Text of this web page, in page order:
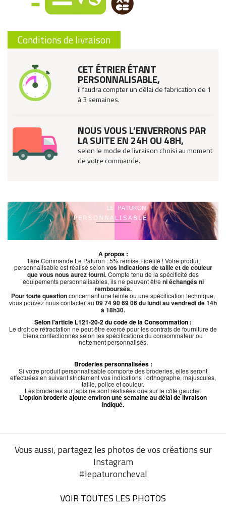
Conditions de livraison
CET ÉTRIER ÉTANT
PERSONNALISABLE,
il faudra compter un délai de fabrication de 1
à 3 semaines.
NOUS VOUS L’ENVERRONS PAR
LA SUITE EN 24H OU 48H,
selon le mode de livraison choisi au moment
de votre commande.
A propos :
1ère Commande Le Paturon : 5% remise Fidélité ! Votre produit
personnalisable est réalisé selon vos indications de taille et de couleur
que vous nous aurez fourni.Compte tenu de la spécificité des
équipements personnalisables, ils ne peuvent être ni échangés ni
remboursés.
Pour toute questionconcernant une teinte ou une spécification technique,
vous pouvez nous contacter au 09 74 90 69 06 du lundi au vendredi de 14h
à 18h30.
Selon l'article L121-20-2 du code de la Consommation :
Le droit de rétractation ne peut être exercé pour les contrats de fourniture de
biens confectionnés selon les spécifications du consommateur ou
nettement personnalisés.
Broderies personnalisées :
Si votre produit personnalisable comporte des broderies, elles seront
effectuées en suivant strictement vos indications : orthographe, majuscules,
taille, police et couleur.
Les broderies sur tapis ne sont réalisées que sur le côté gauche.
L'option broderie ajoute environ une semaine au délai de livraison
indiqué.
Vous aussi, partagez les photos de vos créations sur
Instagram
#lepaturoncheval
VOIR TOUTES LES PHOTOS